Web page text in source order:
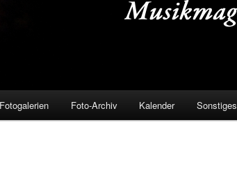
Fotogalerien Foto-Archiv Kalender Sonstiges